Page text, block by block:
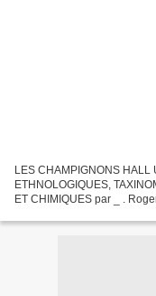
LES CHAMPIGNONS HALL
ETHNOLOGIQUES,
ET CHIMIQUES par _ .
BRACK, Hans KOBEL,...